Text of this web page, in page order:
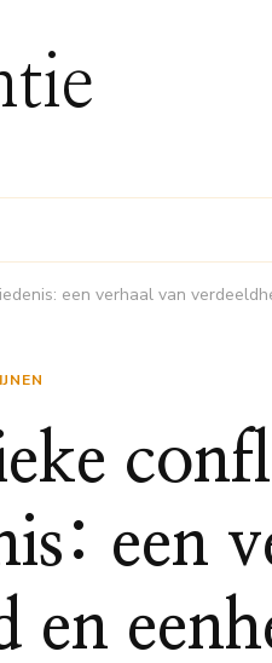
een verhaal van
een
en